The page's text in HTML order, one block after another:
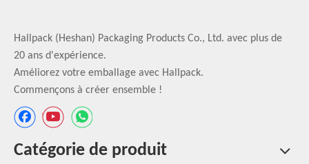
Hallpack (Heshan) Packaging Products Co., Ltd. avec plus de
20 ans d'expérience.
Améliorez votre emballage avec Hallpack.
Commençons à créer ensemble !
Catégorie de produit